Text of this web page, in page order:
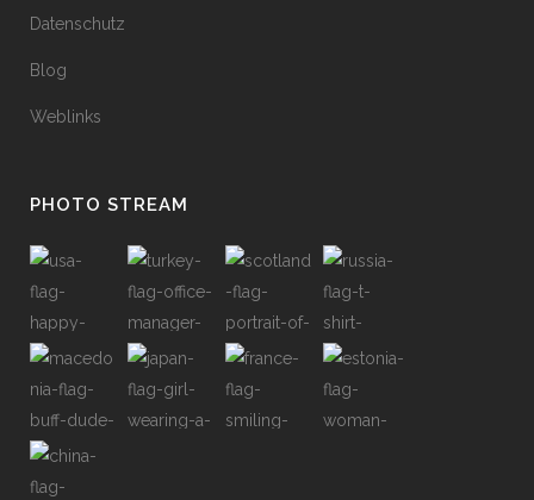
Datenschutz
Blog
Weblinks
PHOTO STREAM